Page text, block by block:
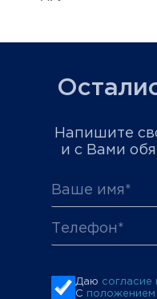
Напишите
и с Вами
Даю согласие
С положением